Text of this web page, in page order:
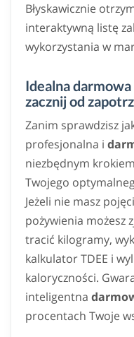
Błyskawicznie
interaktywną listę
wykorzystania w
Idealna
zacznij od
Zanim sprawdzisz
profesjonalna i
niezbędnym
Twojego
Jeżeli nie masz
pożywienia możesz
tracić kilogramy,
kalkulator TDEE i
kaloryczności.
inteligentna
procentach Twoje